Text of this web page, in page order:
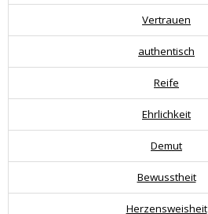
Vertrauen
authentisch
Reife
Ehrlichkeit
Demut
Bewusstheit
Herzensweisheit